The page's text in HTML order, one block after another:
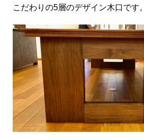
こだわりの5層のデザイン木口です。